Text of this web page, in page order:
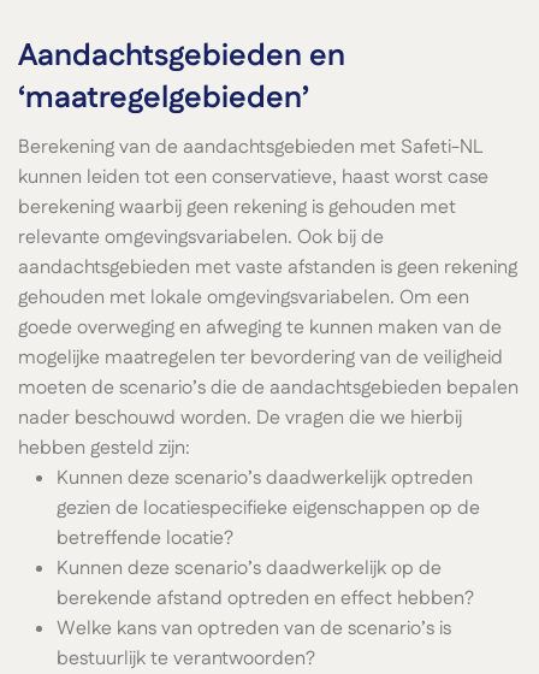
Aandachtsgebieden en
‘maatregelgebieden’
Berekening van de aandachtsgebieden met Safeti-NL
kunnen leiden tot een conservatieve, haast worst case
berekening waarbij geen rekening is gehouden met
relevante omgevingsvariabelen. Ook bij de
aandachtsgebieden met vaste afstanden is geen rekening
gehouden met lokale omgevingsvariabelen. Om een
goede overweging en afweging te kunnen maken van de
mogelijke maatregelen ter bevordering van de veiligheid
moeten de scenario’s die de aandachtsgebieden bepalen
nader beschouwd worden. De vragen die we hierbij
hebben gesteld zijn:
Kunnen deze scenario’s daadwerkelijk optreden
gezien de locatiespecifieke eigenschappen op de
betreffende locatie?
Kunnen deze scenario’s daadwerkelijk op de
berekende afstand optreden en effect hebben?
Welke kans van optreden van de scenario’s is
bestuurlijk te verantwoorden?